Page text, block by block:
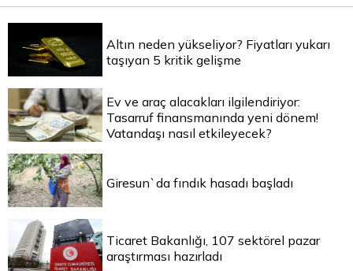
Altın neden yükseliyor? Fiyatları yukarı
taşıyan 5 kritik gelişme
Ev ve araç alacakları ilgilendiriyor:
Tasarruf finansmanında yeni dönem!
Vatandaşı nasıl etkileyecek?
Giresun`da fındık hasadı başladı
Ticaret Bakanlığı, 107 sektörel pazar
araştırması hazırladı